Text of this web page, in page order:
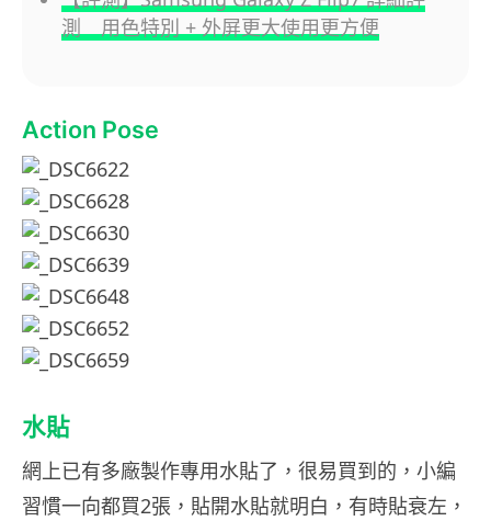
測 用色特別 + 外屏更大使用更方便
Action Pose
水貼
網上已有多廠製作專用水貼了，很易買到的，小編
習慣一向都買2張，貼開水貼就明白，有時貼衰左，